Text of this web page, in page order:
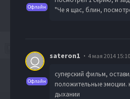
Офлайн
"Че я щас, блин,
Офлайн
sateron1 4 мая 2014 15:10
суперский фильм,
положительные эмоции.
дыхании